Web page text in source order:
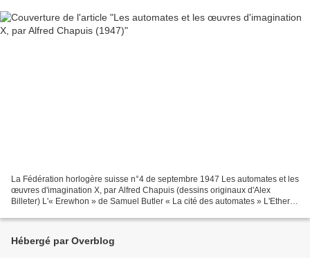
La Fédération horlogère suisse n°4 de septembre 1947 Les automates et les
œuvres d'imagination X, par Alfred Chapuis (dessins originaux d'Alex
Billeter) L'« Erewhon » de Samuel Butler « La cité des automates » L'Ether-
Hébergé par Overblog